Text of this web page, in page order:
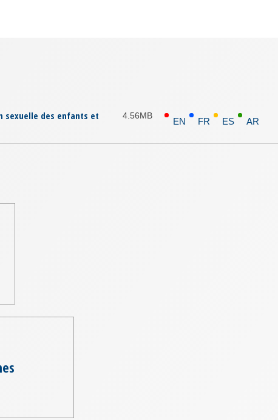
sexuelle des enfants et
4.56MB
EN FR ES AR